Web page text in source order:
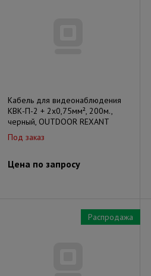
Кабель для видеонаблюдения
КВК-П-2 + 2х0,75мм², 200м.,
черный, OUTDOOR REXANT
Под заказ
Цена по запросу
Распродажа